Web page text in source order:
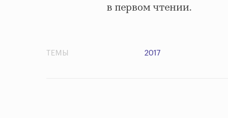
в первом чтении.
ТЕМЫ 2017